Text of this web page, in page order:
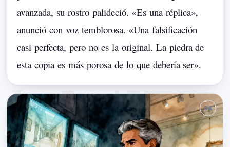
avanzada, su rostro palideció. «Es una réplica»,
anunció con voz temblorosa. «Una falsificación
casi perfecta, pero no es la original. La piedra de
esta copia es más porosa de lo que debería ser».